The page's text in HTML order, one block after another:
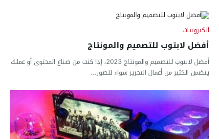
الكترونيات
أفضل لابتوب للتصميم والمونتاج
أفضل لابتوب للتصميم والمونتاج 2023، إذا كنت من صناع المحتوى أو عملك
يتضمن الكثير من أعمال التحرير سواء للصور...